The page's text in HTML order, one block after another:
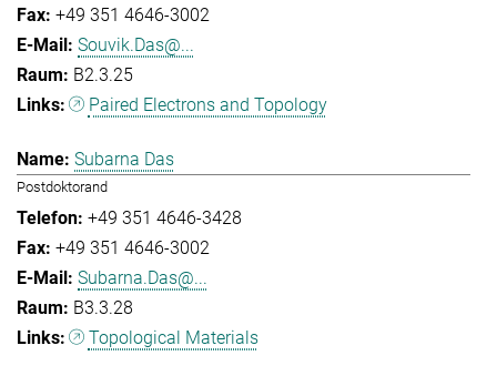
+49 351 4646-3002
Souvik.Das@...
B2.3.25
Paired Electrons and Topology
Subarna Das
Postdoktorand
+49 351 4646-3428
+49 351 4646-3002
Subarna.Das@...
B3.3.28
Topological Materials